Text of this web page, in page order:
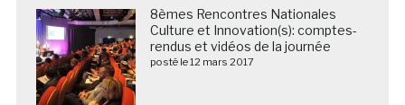
8èmes Rencontres Nationales
Culture et Innovation(s): comptes-
rendus et vidéos de la journée
posté le 12 mars 2017